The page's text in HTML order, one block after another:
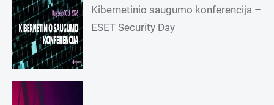
Kibernetinio saugumo konferencija –
ESET Security Day